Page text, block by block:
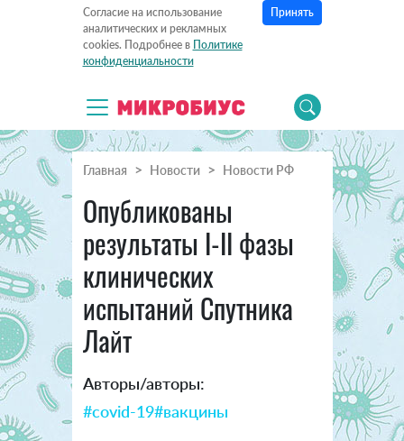
Согласие на использование
аналитических и рекламных
cookies. Подробнее в Политике
конфиденциальности
Принять
Главная Новости Новости РФ
Опубликованы
результаты I-II фазы
клинических
испытаний Спутника
Лайт
Авторы/авторы:
#covid-19#вакцины